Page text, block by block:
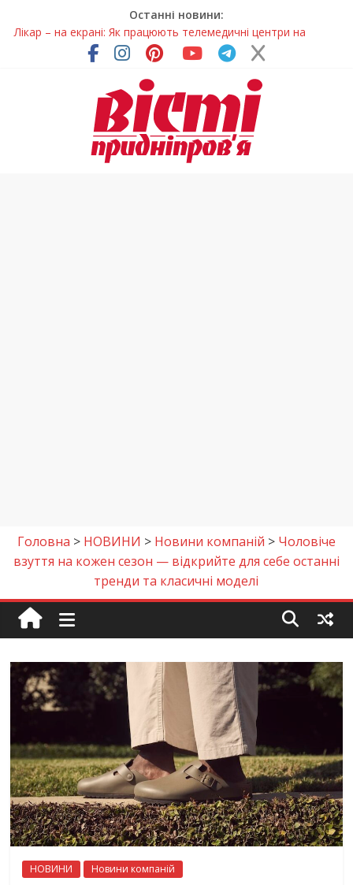
Останні новини:
Лікар – на екрані: Як працюють телемедичні центри на
Дніпропетровщині
У Дніпрі триває масштабна підготовка до опалювального
Пошуки тривають: на Дніпропетровщині досліджують місце
розташування легендарного монастиря (Фото)
Ветерани Дніпропетровщини отримують шанс на власне
Головна > НОВИНИ > Новини компаній > Чоловіче
взуття на кожен сезон — відкрийте для себе останні
тренди та класичні моделі
НОВИНИ Новини компаній